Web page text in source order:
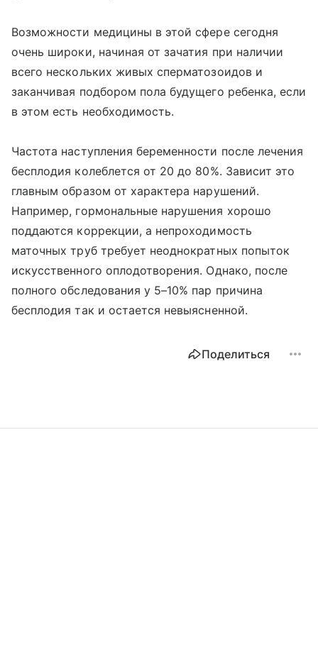
Возможности медицины в этой сфере сегодня
очень широки, начиная от зачатия при наличии
всего нескольких живых сперматозоидов и
заканчивая подбором пола будущего ребенка, если
в этом есть необходимость.
Частота наступления беременности после лечения
бесплодия колеблется от 20 до 80%. Зависит это
главным образом от характера нарушений.
Например, гормональные нарушения хорошо
поддаются коррекции, а непроходимость
маточных труб требует неоднократных попыток
искусственного оплодотворения. Однако, после
полного обследования у 5–10% пар причина
бесплодия так и остается невыясненной.
Поделиться